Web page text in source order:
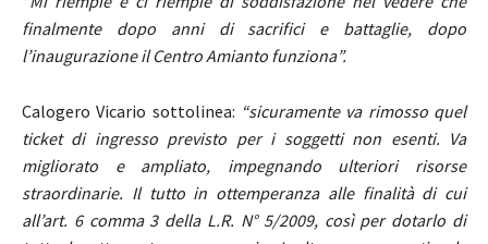
finalmente dopo anni di sacrifici e battaglie, dopo
l’inaugurazione il Centro Amianto funziona”.
Calogero Vicario sottolinea: “sicuramente va rimosso quel
ticket di ingresso previsto per i soggetti non esenti. Va
migliorato e ampliato, impegnando ulteriori risorse
straordinarie. Il tutto in ottemperanza alle finalità di cui
all’art. 6 comma 3 della L.R. N° 5/2009, così per dotarlo di